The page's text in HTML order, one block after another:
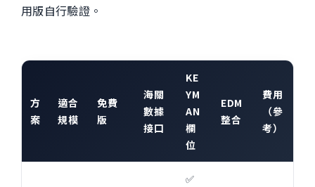
用版自行驗證。
方
案
適合
規模
免費
版
海關
數據
接口
KE
YM
AN
欄
位
EDM
整合
費用
（參
考）
✅